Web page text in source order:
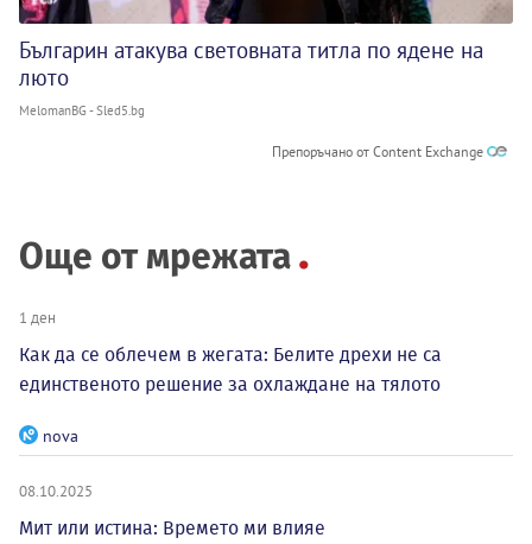
Българин атакува световната титла по ядене на
люто
MelomanBG - Sled5.bg
Препоръчано от Content Exchange
Още от мрежата
1 ден
Как да се облечем в жегата: Белите дрехи не са
единственото решение за охлаждане на тялото
nova
08.10.2025
Мит или истина: Времето ми влияе